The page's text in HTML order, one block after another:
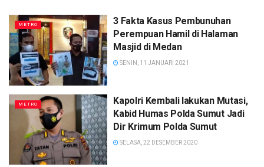
METRO
3 Fakta Kasus Pembunuhan
Perempuan Hamil di Halaman
Masjid di Medan
SENIN, 11 JANUARI 2021
METRO
Kapolri Kembali lakukan Mutasi,
Kabid Humas Polda Sumut Jadi
Dir Krimum Polda Sumut
SELASA, 22 DESEMBER 2020